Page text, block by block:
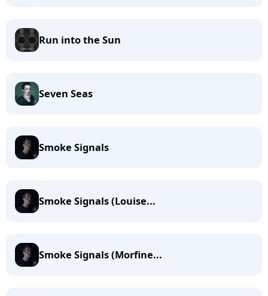
Run into the Sun
Seven Seas
Smoke Signals
Smoke Signals (Louise...
Smoke Signals (Morfine...